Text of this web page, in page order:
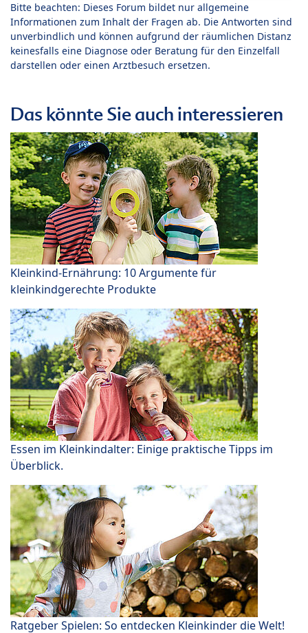
Bitte beachten: Dieses Forum bildet nur allgemeine
Informationen zum Inhalt der Fragen ab. Die Antworten sind
unverbindlich und können aufgrund der räumlichen Distanz
keinesfalls eine Diagnose oder Beratung für den Einzelfall
darstellen oder einen Arztbesuch ersetzen.
Das könnte Sie auch interessieren
Kleinkind-Ernährung: 10 Argumente für
kleinkindgerechte Produkte
Essen im Kleinkindalter: Einige praktische Tipps im
Überblick.
Ratgeber Spielen: So entdecken Kleinkinder die Welt!